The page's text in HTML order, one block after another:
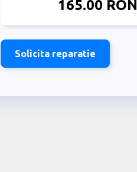
165.00 RON
Solicita reparatie